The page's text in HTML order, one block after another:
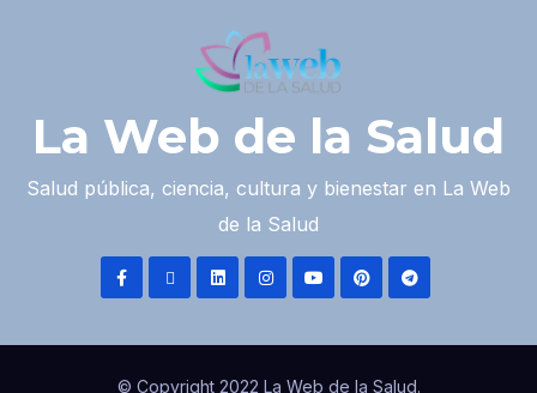
La Web de la Salud
Salud pública, ciencia, cultura y bienestar en La Web
de la Salud
© Copyright 2022 La Web de la Salud.